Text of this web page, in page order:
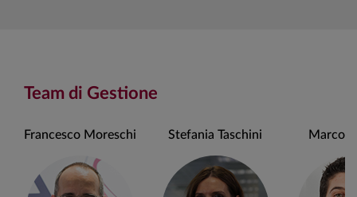
Team di Gestione
Francesco Moreschi Stefania Taschini Marco